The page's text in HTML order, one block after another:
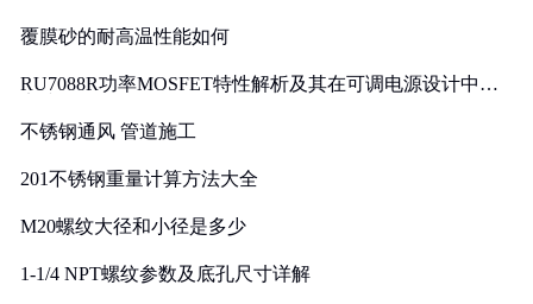
覆膜砂的耐高温性能如何
RU7088R功率MOSFET特性解析及其在可调电源设计中的
不锈钢通风 管道施工
201不锈钢重量计算方法大全
M20螺纹大径和小径是多少
1-1/4 NPT螺纹参数及底孔尺寸详解